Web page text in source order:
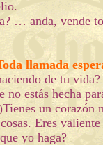
… anda, vende
llamada
de tu
estás hecha
un corazón
Eres
yo haga?